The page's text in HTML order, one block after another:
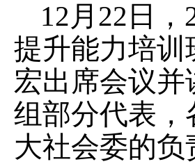
12月22日
提升能力培
宏出席会议
组部分代表
大社会委的